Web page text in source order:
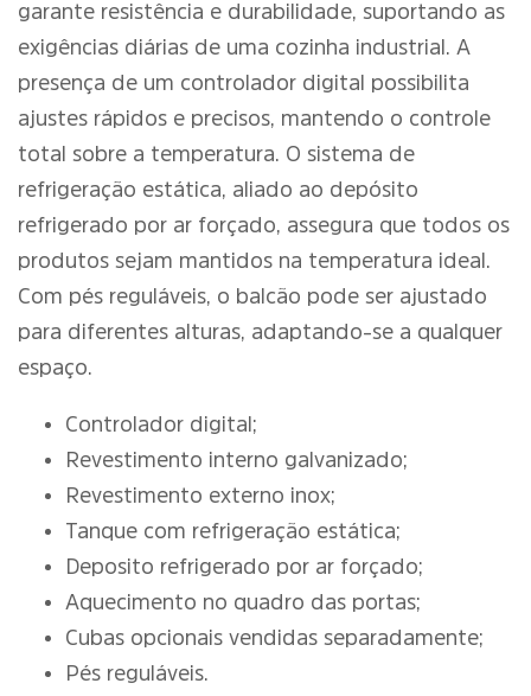
garante resistência e durabilidade, suportando as
exigências diárias de uma cozinha industrial. A
presença de um controlador digital possibilita
ajustes rápidos e precisos, mantendo o controle
total sobre a temperatura. O sistema de
refrigeração estática, aliado ao depósito
refrigerado por ar forçado, assegura que todos os
produtos sejam mantidos na temperatura ideal.
Com pés reguláveis, o balcão pode ser ajustado
para diferentes alturas, adaptando-se a qualquer
espaço.
Controlador digital;
Revestimento interno galvanizado;
Revestimento externo inox;
Tanque com refrigeração estática;
Deposito refrigerado por ar forçado;
Aquecimento no quadro das portas;
Cubas opcionais vendidas separadamente;
Pés reguláveis.